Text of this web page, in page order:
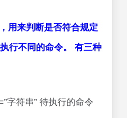
用来判断是否符合规定
行不同的命令。 有三种
字符串” 待执行的命令